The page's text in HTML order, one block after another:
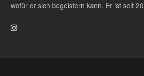
wofür er sich begeistern kann. Er ist seit